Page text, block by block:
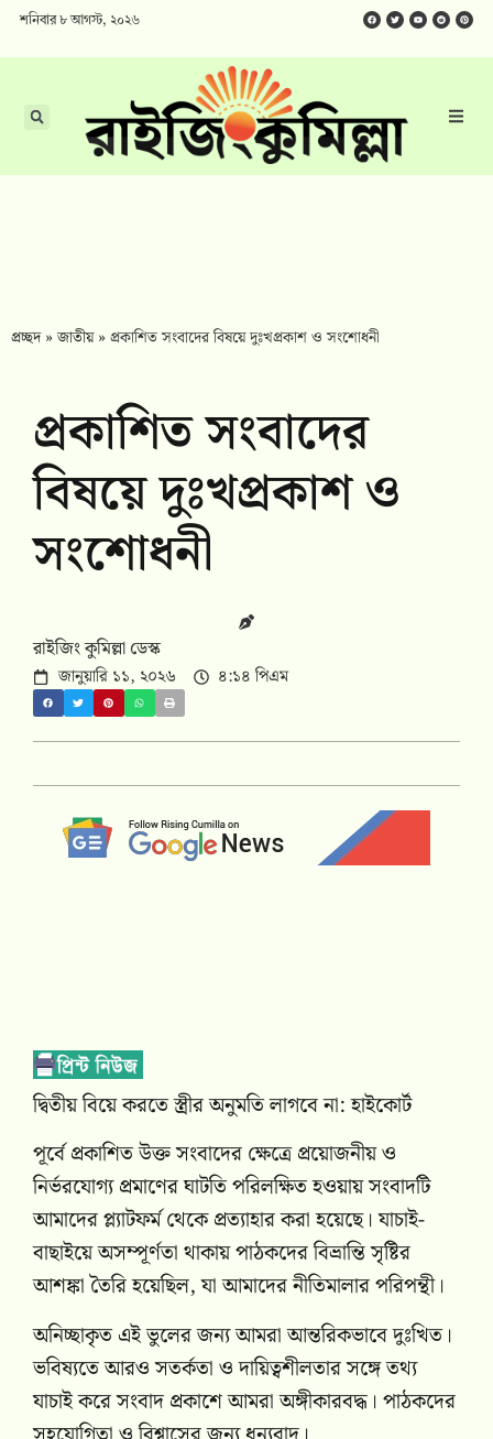
শনিবার ৮ আগস্ট, ২০২৬
প্রচ্ছদ»জাতীয়»প্রকাশিত সংবাদের বিষয়ে দুঃখপ্রকাশ ও সংশোধনী
প্রকাশিত সংবাদের
বিষয়ে দুঃখপ্রকাশ ও
সংশোধনী
রাইজিং কুমিল্লা ডেস্ক
জানুয়ারি ১১, ২০২৬ ৪:১৪ পিএম
দ্বিতীয় বিয়ে করতে স্ত্রীর অনুমতি লাগবে না: হাইকোর্ট
পূর্বে প্রকাশিত উক্ত সংবাদের ক্ষেত্রে প্রয়োজনীয় ও
নির্ভরযোগ্য প্রমাণের ঘাটতি পরিলক্ষিত হওয়ায় সংবাদটি
আমাদের প্ল্যাটফর্ম থেকে প্রত্যাহার করা হয়েছে। যাচাই-
বাছাইয়ে অসম্পূর্ণতা থাকায় পাঠকদের বিভ্রান্তি সৃষ্টির
আশঙ্কা তৈরি হয়েছিল, যা আমাদের নীতিমালার পরিপন্থী।
অনিচ্ছাকৃত এই ভুলের জন্য আমরা আন্তরিকভাবে দুঃখিত।
ভবিষ্যতে আরও সতর্কতা ও দায়িত্বশীলতার সঙ্গে তথ্য
যাচাই করে সংবাদ প্রকাশে আমরা অঙ্গীকারবদ্ধ। পাঠকদের